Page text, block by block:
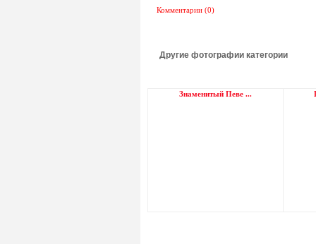
Комментарии (0)
Другие фотографии категории
Знаменитый Певе ...